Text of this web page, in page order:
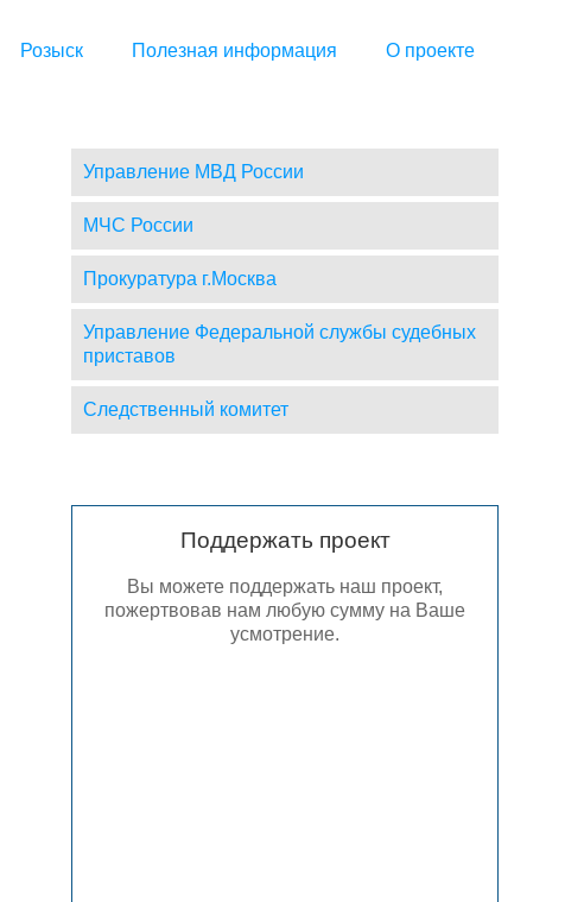
Розыск Полезная информация О проекте
Управление МВД России
МЧС России
Прокуратура г.Москва
Управление Федеральной службы судебных
приставов
Следственный комитет
Поддержать проект
Вы можете поддержать наш проект,
пожертвовав нам любую сумму на Ваше
усмотрение.